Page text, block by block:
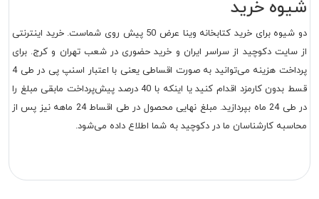
شیوه خرید
دو شیوه برای خرید کتابخانه وینا عرض 50 پیش روی شماست. خرید اینترنتی
از سایت دکوچید از سراسر ایران و خرید حضوری در شعب تهران و کرج. برای
پرداخت هزینه می‌توانید به صورت اقساطی یعنی با اعتبار اسنپ پی در طی 4
قسط بدون کارمزد اقدام کنید یا اینکه با 40 درصد پیش‌پرداخت مابقی مبلغ را
در طی 24 ماه بپردازید. مبلغ نهایی محصول در طی اقساط 24 ماهه نیز پس از
محاسبه کارشناسان ما در دکوچید به شما اطلاع داده می‌شود.